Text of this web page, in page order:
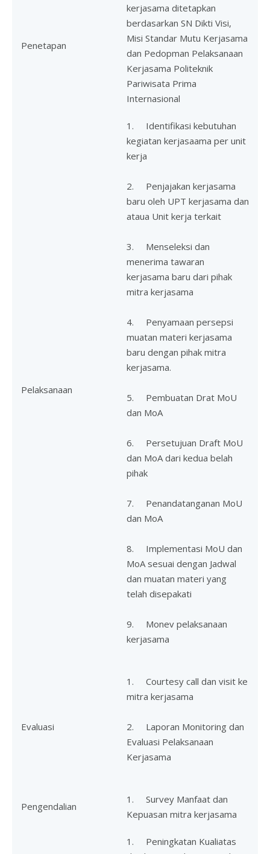
Penetapan
kerjasama ditetapkan
berdasarkan SN Dikti Visi,
Misi Standar Mutu Kerjasama
dan Pedopman Pelaksanaan
Kerjasama Politeknik
Pariwisata Prima
Internasional
Pelaksanaan
1. Identifikasi kebutuhan
kegiatan kerjasaama per unit
kerja
2. Penjajakan kerjasama
baru oleh UPT kerjasama dan
ataua Unit kerja terkait
3. Menseleksi dan
menerima tawaran
kerjasama baru dari pihak
mitra kerjasama
4. Penyamaan persepsi
muatan materi kerjasama
baru dengan pihak mitra
kerjasama.
5. Pembuatan Drat MoU
dan MoA
6. Persetujuan Draft MoU
dan MoA dari kedua belah
pihak
7. Penandatanganan MoU
dan MoA
8. Implementasi MoU dan
MoA sesuai dengan Jadwal
dan muatan materi yang
telah disepakati
9. Monev pelaksanaan
kerjasama
Evaluasi
1. Courtesy call dan visit ke
mitra kerjasama
2. Laporan Monitoring dan
Evaluasi Pelaksanaan
Kerjasama
Pengendalian
1. Survey Manfaat dan
Kepuasan mitra kerjasama
1. Peningkatan Kualiatas